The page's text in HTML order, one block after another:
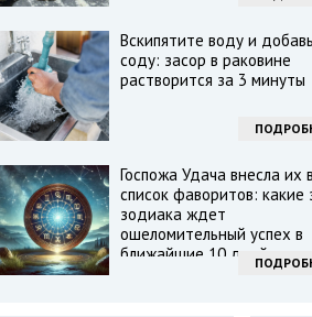
Вскипятите воду и
соду: засор в раковине
растворится за 3 минуты
Госпожа Удача внесла их в
список фаворитов: какие
зодиака ждет
ошеломительный успех в
ближайшие 10 дней